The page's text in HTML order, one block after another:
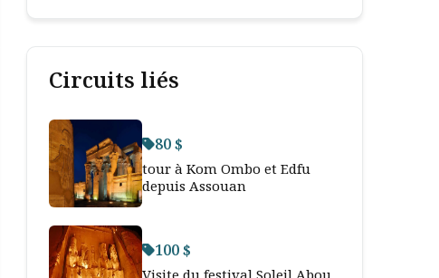
Circuits liés
80 $
tour à Kom Ombo et Edfu
depuis Assouan
100 $
Visite du festival Soleil Abou